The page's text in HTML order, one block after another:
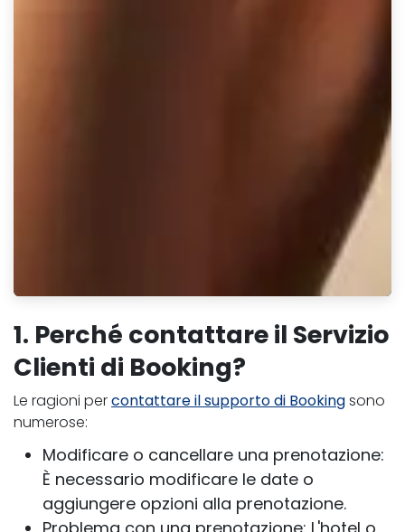
1. Perché contattare il Servizio
Clienti di Booking?
Le ragioni percontattare il supporto di Bookingsono
numerose:
Modificare o cancellare una prenotazione:
È necessario modificare le date o
aggiungere opzioni alla prenotazione.